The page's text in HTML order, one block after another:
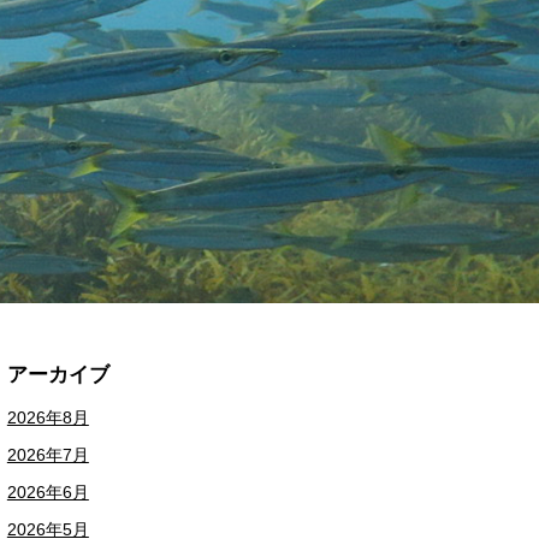
アーカイブ
2026年8月
2026年7月
2026年6月
2026年5月